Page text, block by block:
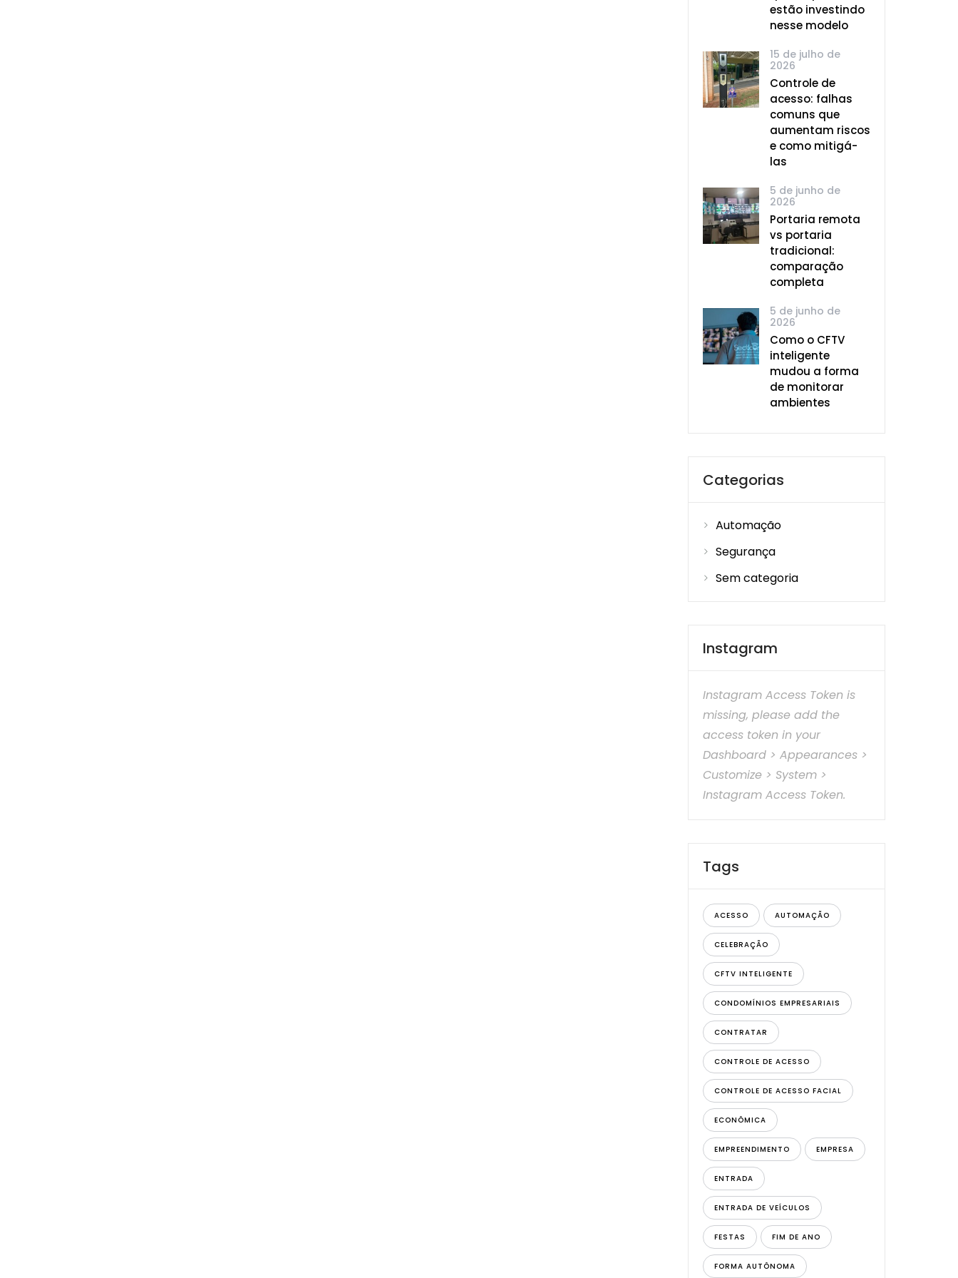
estão investindo
nesse modelo
15 de julho de
2026
Controle de
acesso: falhas
comuns que
aumentam riscos
e como mitigá-
las
5 de junho de
2026
Portaria remota
vs portaria
tradicional:
comparação
completa
5 de junho de
2026
Como o CFTV
inteligente
mudou a forma
de monitorar
ambientes
Categorias
Automação
Segurança
Sem categoria
Instagram
Instagram Access Token is
missing, please add the
access token in your
Dashboard > Appearances >
Customize > System >
Instagram Access Token.
Tags
ACESSO AUTOMAÇÃO
CELEBRAÇÃO
CFTV INTELIGENTE
CONDOMÍNIOS EMPRESARIAIS
CONTRATAR
CONTROLE DE ACESSO
CONTROLE DE ACESSO FACIAL
ECONÔMICA
EMPREENDIMENTO EMPRESA
ENTRADA
ENTRADA DE VEÍCULOS
FESTAS FIM DE ANO
FORMA AUTÔNOMA